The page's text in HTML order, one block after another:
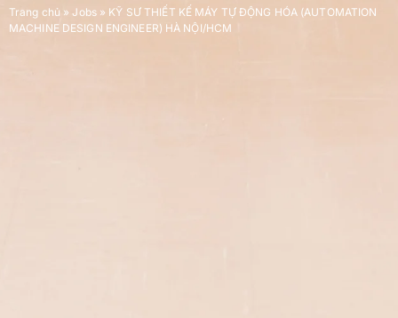
Trang chủ »Jobs» KỸ SƯ THIẾT KẾ MÁY TỰ ĐỘNG HÓA (AUTOMATION
MACHINE DESIGN ENGINEER) HÀ NỘI/HCM